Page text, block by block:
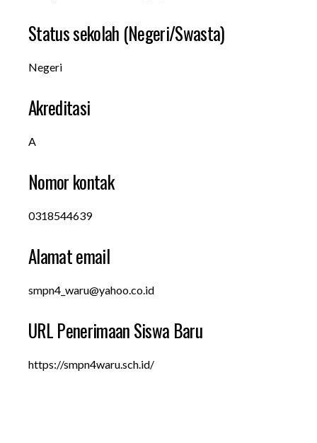
Status sekolah (Negeri/Swasta)
Negeri
Akreditasi
A
Nomor kontak
0318544639
Alamat email
smpn4_waru@yahoo.co.id
URL Penerimaan Siswa Baru
https://smpn4waru.sch.id/